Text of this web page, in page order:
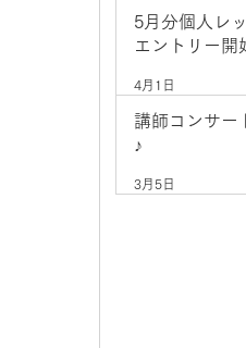
5月分個人レ
エントリー開
4月1日
講師コンサー
♪
3月5日